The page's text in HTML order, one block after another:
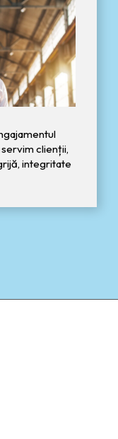
clienții,
integritate